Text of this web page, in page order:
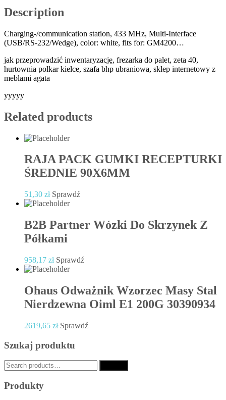
Description
Charging-/communication station, 433 MHz, Multi-Interface
(USB/RS-232/Wedge), color: white, fits for: GM4200…
jak przeprowadzić inwentaryzację, frezarka do palet, zeta 40,
hurtownia polkar kielce, szafa bhp ubraniowa, sklep internetowy z
meblami agata
yyyyy
Related products
RAJA PACK GUMKI RECEPTURKI
ŚREDNIE 90X6MM
51,30 zł Sprawdź
B2B Partner Wózki Do Skrzynek Z
Półkami
958,17 zł Sprawdź
Ohaus Odważnik Wzorzec Masy Stal
Nierdzewna Oiml E1 200G 30390934
2619,65 zł Sprawdź
Szukaj produktu
Search
for:
Produkty